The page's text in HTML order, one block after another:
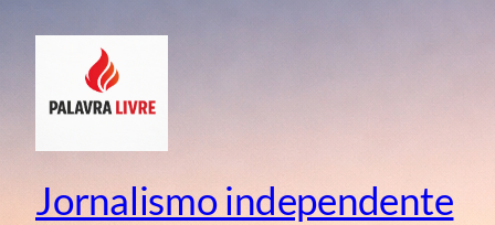
conteúdo
Jornalismo independente